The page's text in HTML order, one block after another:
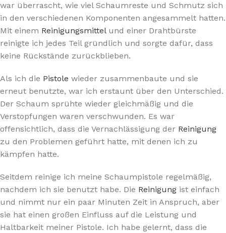
war überrascht, wie viel Schaumreste und Schmutz sich
in den verschiedenen Komponenten angesammelt hatten.
Mit einem Reinigungsmittelund einer Drahtbürste
reinigte ich jedes Teil gründlich und sorgte dafür, dass
keine Rückstände zurückblieben.
Als ich die Pistole wieder zusammenbaute und sie
erneut benutzte, war ich erstaunt über den Unterschied.
Der Schaum sprühte wieder gleichmäßig und die
Verstopfungen waren verschwunden. Es war
offensichtlich, dass die Vernachlässigung der Reinigung
zu den Problemen geführt hatte, mit denen ich zu
kämpfen hatte.
Seitdem reinige ich meine Schaumpistole regelmäßig,
nachdem ich sie benutzt habe. Die Reinigung ist einfach
und nimmt nur ein paar Minuten Zeit in Anspruch, aber
sie hat einen großen Einfluss auf die Leistung und
Haltbarkeit meiner Pistole. Ich habe gelernt, dass die